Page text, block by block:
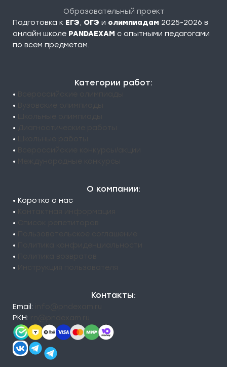
Образовательный проект
Подготовка к ЕГЭ, ОГЭ и олимпиадам 2025-2026 в
онлайн школе PANDAEXAM c опытными педагогами
по всем предметам.
Категории работ:
•
•
•
•
•
•
•
О компании:
• Коротко о нас
•
•
•
•
•
•
Контакты:
Email:
РКН: